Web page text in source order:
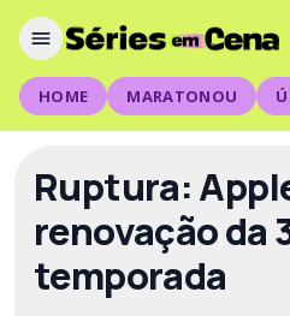
HOME MARATONOU
Ruptura:
renovação da
temporada